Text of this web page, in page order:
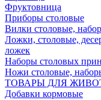
Фруктовница
Приборы столовые
Вилки столовые,
Ложки, столовые,
ложек
Наборы столовых
Ножи столовые,
ТОВАРЫ ДЛЯ
Добавки кормовые